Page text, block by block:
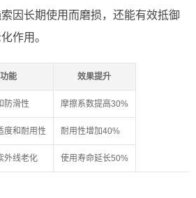
因长期使用而磨损，还能有效抵御
作用。
能 效果提升
防滑性 摩擦系数提高30%
度和耐用性 耐用性增加40%
外线老化 使用寿命延长50%